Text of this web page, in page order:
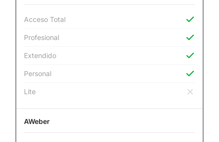
Acceso Total
Profesional
Extendido
Personal
Lite
AWeber